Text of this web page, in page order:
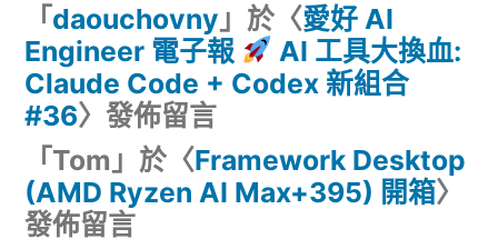
「 daouchovny 」於〈愛好 AI
Engineer 電子報
AI 工具大換血:
Claude Code + Codex 新組合
#36〉發佈留言
「 Tom 」於〈Framework Desktop
(AMD Ryzen AI Max+395) 開箱〉
發佈留言